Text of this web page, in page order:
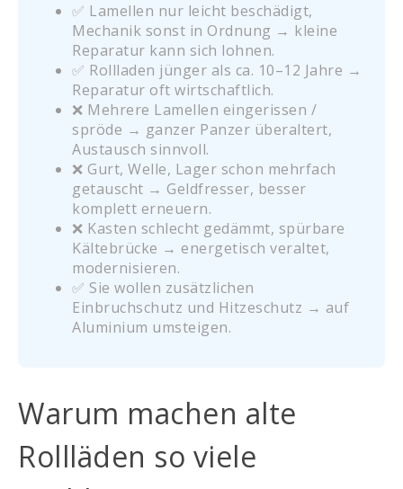
✅ Lamellen nur leicht beschädigt,
Mechanik sonst in Ordnung → kleine
Reparatur kann sich lohnen.
✅ Rollladen jünger als ca. 10–12 Jahre →
Reparatur oft wirtschaftlich.
❌ Mehrere Lamellen eingerissen /
spröde → ganzer Panzer überaltert,
Austausch sinnvoll.
❌ Gurt, Welle, Lager schon mehrfach
getauscht → Geldfresser, besser
komplett erneuern.
❌ Kasten schlecht gedämmt, spürbare
Kältebrücke → energetisch veraltet,
modernisieren.
✅ Sie wollen zusätzlichen
Einbruchschutz und Hitzeschutz → auf
Aluminium umsteigen.
Warum machen alte
Rollläden so viele